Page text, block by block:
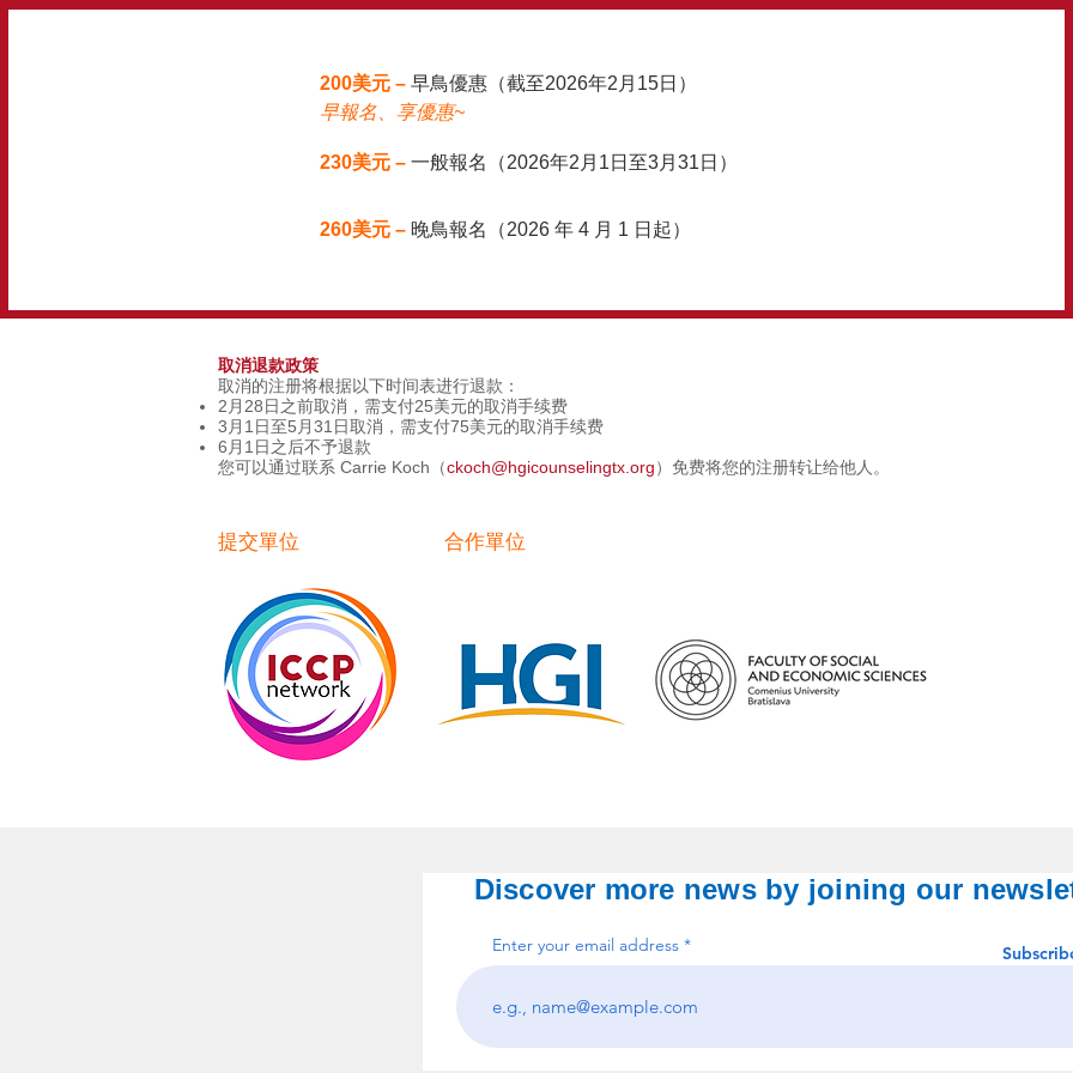
200美元 –早鳥優惠（截至2026年2月15日）
早報名、享優惠~
230美元 –一般報名（2026年2月1日至3月31日）
260美元 – 晚鳥報名（2026 年 4 月 1 日起）
取消退款政策
取消的注册将根据以下时间表进行退款：
2月28日之前取消，需支付25美元的取消手续费
3月1日至5月31日取消，需支付75美元的取消手续费
6月1日之后不予退款
您可以通过联系 Carrie Koch（ckoch@hgicounselingtx.org）免费将您的注册转让给他人。
提交單位 合作單位
Discover more news by joining our
Enter your email address